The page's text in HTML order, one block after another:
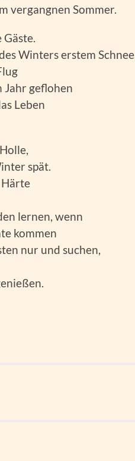
vergangnen Sommer.
Winters erstem Schnee,
geflohen
Leben
spät.
lernen, wenn
kommen
nur und suchen,